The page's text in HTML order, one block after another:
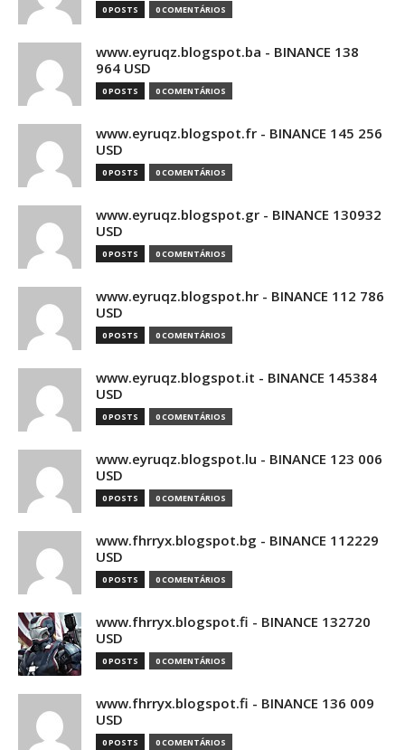
0 POSTS 0 COMENTÁRIOS
www.eyruqz.blogspot.ba - BINANCE 138
964 USD
0 POSTS 0 COMENTÁRIOS
www.eyruqz.blogspot.fr - BINANCE 145 256
USD
0 POSTS 0 COMENTÁRIOS
www.eyruqz.blogspot.gr - BINANCE 130932
USD
0 POSTS 0 COMENTÁRIOS
www.eyruqz.blogspot.hr - BINANCE 112 786
USD
0 POSTS 0 COMENTÁRIOS
www.eyruqz.blogspot.it - BINANCE 145384
USD
0 POSTS 0 COMENTÁRIOS
www.eyruqz.blogspot.lu - BINANCE 123 006
USD
0 POSTS 0 COMENTÁRIOS
www.fhrryx.blogspot.bg - BINANCE 112229
USD
0 POSTS 0 COMENTÁRIOS
www.fhrryx.blogspot.fi - BINANCE 132720
USD
0 POSTS 0 COMENTÁRIOS
www.fhrryx.blogspot.fi - BINANCE 136 009
USD
0 POSTS 0 COMENTÁRIOS